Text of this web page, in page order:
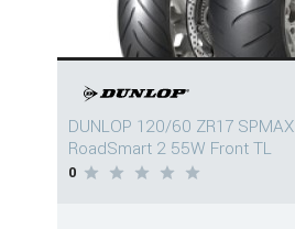
DUNLOP 120/60 ZR17 SPMAX
RoadSmart 2 55W Front TL
0